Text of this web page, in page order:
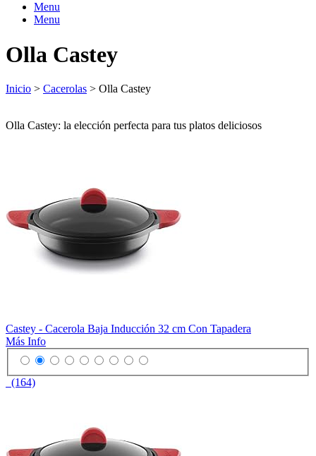
Menu
Menu
Olla Castey
Inicio > Cacerolas > Olla Castey
Olla Castey: la elección perfecta para tus platos deliciosos
Castey - Cacerola Baja Inducción 32 cm Con Tapadera
Más Info
(164)